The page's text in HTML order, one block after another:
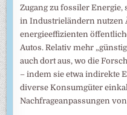
Zugang zu fossiler
in Industrieländern nutzen
energieeffizienten
Autos. Relativ mehr
auch dort aus, wo die
– indem sie etwa indirekte
diverse Konsumgüter
Nachfrageanpassungen